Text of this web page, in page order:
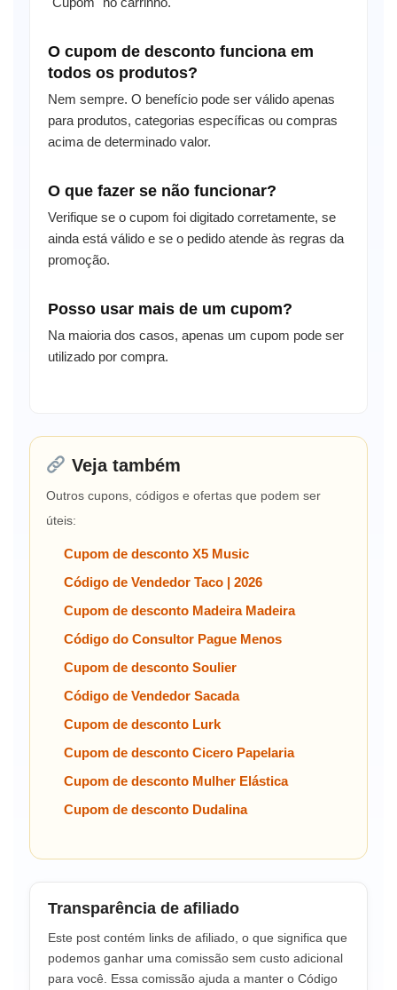
O cupom de desconto funciona em
todos os produtos?
Nem sempre. O benefício pode ser válido apenas
para produtos, categorias específicas ou compras
acima de determinado valor.
O que fazer se não funcionar?
Verifique se o cupom foi digitado corretamente, se
ainda está válido e se o pedido atende às regras da
promoção.
Posso usar mais de um cupom?
Na maioria dos casos, apenas um cupom pode ser
utilizado por compra.
Veja também
Outros cupons, códigos e ofertas que podem ser
úteis:
Cupom de desconto X5 Music
Código de Vendedor Taco | 2026
Cupom de desconto Madeira Madeira
Código do Consultor Pague Menos
Cupom de desconto Soulier
Código de Vendedor Sacada
Cupom de desconto Lurk
Cupom de desconto Cicero Papelaria
Cupom de desconto Mulher Elástica
Cupom de desconto Dudalina
Transparência de afiliado
Este post contém links de afiliado, o que significa que
podemos ganhar uma comissão sem custo adicional
para você. Essa comissão ajuda a manter o Código